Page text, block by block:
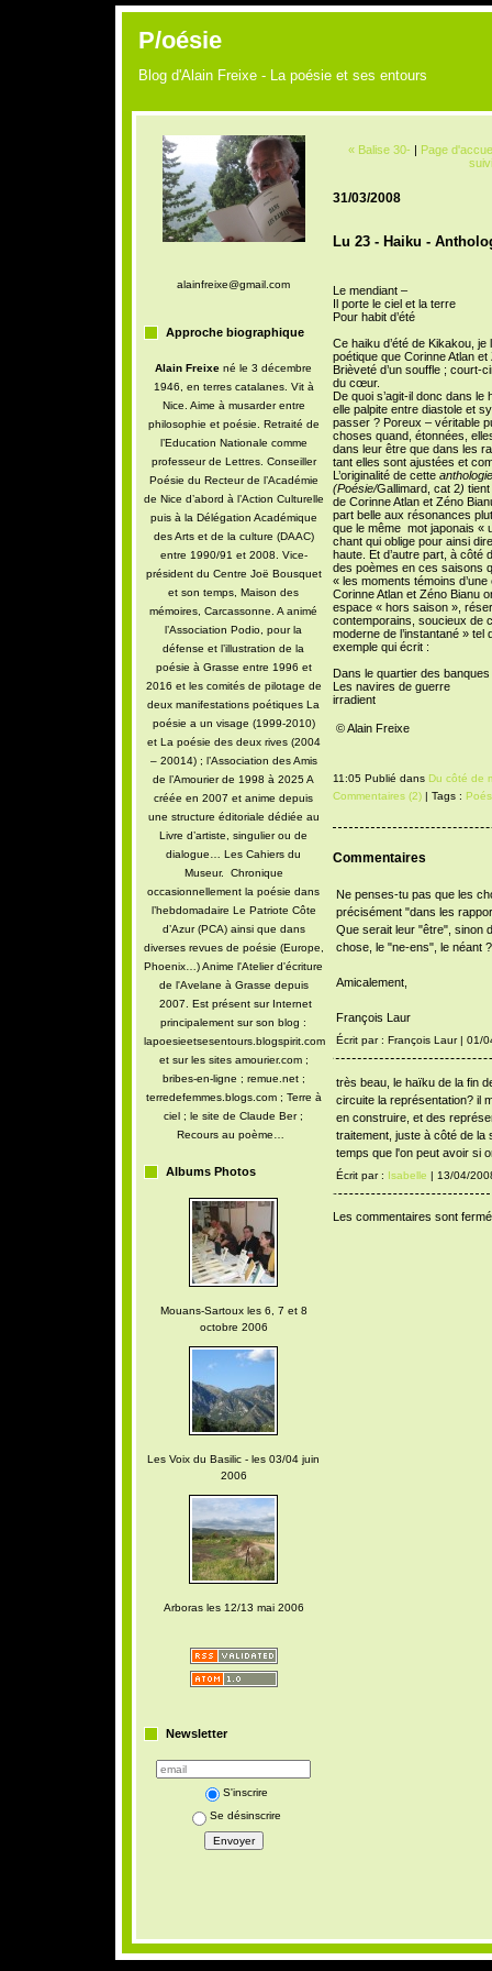
P/oésie
Blog d'Alain Freixe - La poésie et ses entours
alainfreixe@gmail.com
Approche biographique
Alain Freixe né le 3 décembre
1946, en terres catalanes. Vit à
Nice. Aime à musarder entre
philosophie et poésie. Retraité de
l’Education Nationale comme
professeur de Lettres. Conseiller
Poésie du Recteur de l’Académie
de Nice d’abord à l’Action Culturelle
puis à la Délégation Académique
des Arts et de la culture (DAAC)
entre 1990/91 et 2008. Vice-
président du Centre Joë Bousquet
et son temps, Maison des
mémoires, Carcassonne. A animé
l’Association Podio, pour la
défense et l’illustration de la
poésie à Grasse entre 1996 et
2016 et les comités de pilotage de
deux manifestations poétiques La
poésie a un visage (1999-2010)
et La poésie des deux rives (2004
– 20014) ; l’Association des Amis
de l’Amourier de 1998 à 2025 A
créée en 2007 et anime depuis
une structure éditoriale dédiée au
Livre d’artiste, singulier ou de
dialogue… Les Cahiers du
Museur. Chronique
occasionnellement la poésie dans
l’hebdomadaire Le Patriote Côte
d’Azur (PCA) ainsi que dans
diverses revues de poésie (Europe,
Phoenix…) Anime l'Atelier d'écriture
de l'Avelane à Grasse depuis
2007. Est présent sur Internet
principalement sur son blog :
lapoesieetsesentours.blogspirit.com
et sur les sites amourier.com ;
bribes-en-ligne ; remue.net ;
terredefemmes.blogs.com ; Terre à
ciel ; le site de Claude Ber ;
Recours au poème…
Albums Photos
Mouans-Sartoux les 6, 7 et 8
octobre 2006
Les Voix du Basilic - les 03/04 juin
2006
Arboras les 12/13 mai 2006
Newsletter
S'inscrire
Se désinscrire
« Balise 30- | Page
31/03/2008
Lu 23 - Haiku -
Le mendiant –
Il porte le ciel et la terre
Pour habit d’été
Ce haiku d’été de Kikakou,
poétique que Corinne Atlan
Brièveté d’un souffle ; court-
du cœur.
De quoi s’agit-il donc dans
elle palpite entre diastole et
passer ? Poreux – véritable
choses quand, étonnées,
dans leur être que dans les
tant elles sont ajustées et
L’originalité de cette
(Poésie/Gallimard, cat 2) tient
de Corinne Atlan et Zéno
part belle aux résonances
que le même mot japonais «
chant qui oblige pour ainsi
haute. Et d’autre part, à côté
des poèmes en ces saisons
« les moments témoins
Corinne Atlan et Zéno Bianu
espace « hors saison »,
contemporains, soucieux de
moderne de l’instantané » tel
exemple qui écrit :
Dans le quartier des banques
Les navires de guerre
irradient
© Alain Freixe
11:05 Publié dans Du côté de
Commentaires (2)| Tags :
Commentaires
Ne penses-tu pas que les
précisément "dans les
Que serait leur "être", sinon
chose, le "ne-ens", le néant ?
Amicalement,
François Laur
Écrit par : François Laur | 01/
très beau, le haïku de la fin
circuite la représentation? il
en construire, et des
traitement, juste à côté de la
temps que l'on peut avoir si
Écrit par : Isabelle | 13/04/
Les commentaires sont